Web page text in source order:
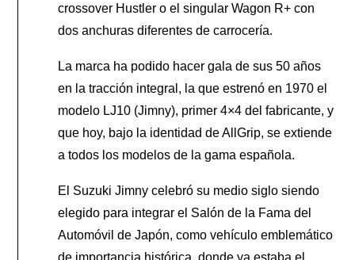
crossover Hustler o el singular Wagon R+ con
dos anchuras diferentes de carrocería.
La marca ha podido hacer gala de sus 50 años
en la tracción integral, la que estrenó en 1970 el
modelo LJ10 (Jimny), primer 4×4 del fabricante, y
que hoy, bajo la identidad de AllGrip, se extiende
a todos los modelos de la gama española.
El Suzuki Jimny celebró su medio siglo siendo
elegido para integrar el Salón de la Fama del
Automóvil de Japón, como vehículo emblemático
de importancia histórica, donde ya estaba el